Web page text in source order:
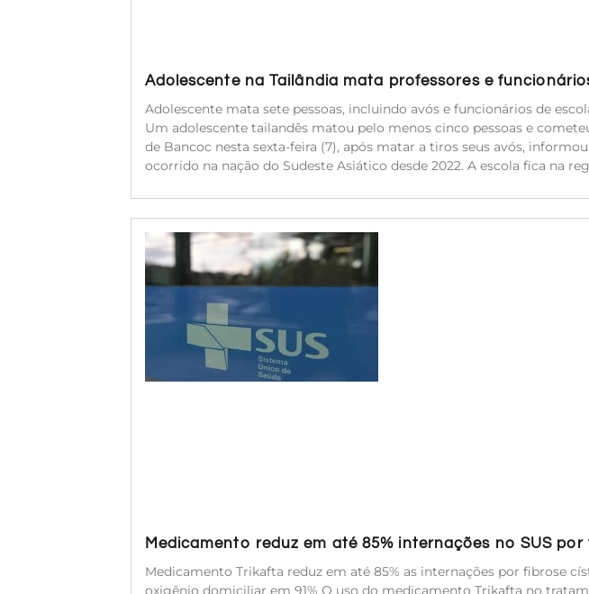
Adolescente na Tailândia mata professores e
Adolescente mata sete pessoas, incluindo avós e funcionários de
Um adolescente tailandês matou pelo menos cinco pessoas e
de Bancoc nesta sexta-feira (7), após matar a tiros seus avós,
ocorrido na nação do Sudeste Asiático desde 2022. A escola fica na
Medicamento reduz em até 85% internações no SUS
Medicamento Trikafta reduz em até 85% as internações por fibrose
oxigênio domiciliar em 91% O uso do medicamento Trikafta no